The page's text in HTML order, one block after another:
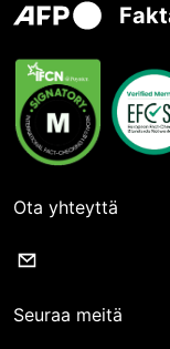
Ota yhteyttä
Seuraa meitä